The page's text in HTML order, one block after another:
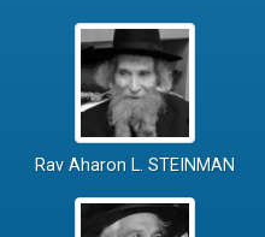
Rav Aharon L. STEINMAN